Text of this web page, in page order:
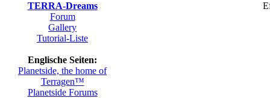
TERRA-Dreams
Forum
Gallery
Tutorial-Liste
Englische Seiten:
Planetside, the home of
Terragen™
Planetside Forums